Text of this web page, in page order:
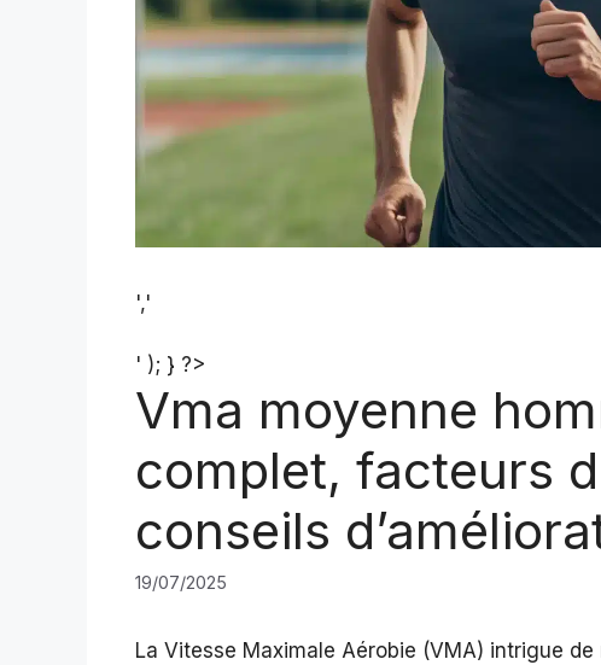
','
' ); } ?>
Vma moyenne
complet, facteurs
conseils
19/07/2025
La Vitesse Maximale Aérobie (VMA) intrigue